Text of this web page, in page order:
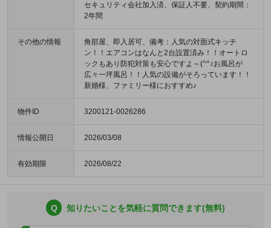
セキュリティ会社加入済、保証人不要、契約期間：
2年間
その他の情報
角部屋、即入居可、備考：人気の対面式キッチ
ン！！エアコンはなんと2台設置済み！！オートロ
ックもあり防犯対策も安心ですよ～(^^♪お風呂が
広々一坪風呂！！人気の設備がそろっています！！
新婚様、ファミリー様におすすめ♪
物件ID 3200121-0026286
情報公開日 2026/03/08
有効期限 2026/08/22
Q 知りたいことを気軽に質問できます(無料)